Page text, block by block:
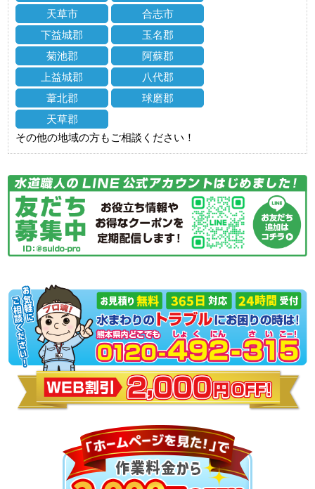
天草市
合志市
下益城郡
玉名郡
菊池郡
阿蘇郡
上益城郡
八代郡
葦北郡
球磨郡
天草郡
その他の地域の方もご相談ください！